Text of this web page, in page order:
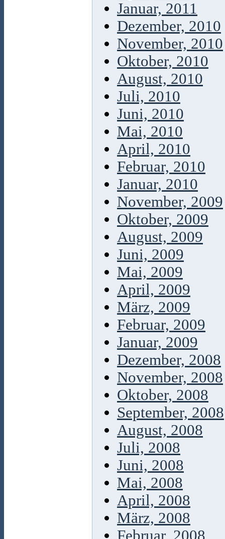
Januar, 2011
Dezember, 2010
November, 2010
Oktober, 2010
August, 2010
Juli, 2010
Juni, 2010
Mai, 2010
April, 2010
Februar, 2010
Januar, 2010
November, 2009
Oktober, 2009
August, 2009
Juni, 2009
Mai, 2009
April, 2009
März, 2009
Februar, 2009
Januar, 2009
Dezember, 2008
November, 2008
Oktober, 2008
September, 2008
August, 2008
Juli, 2008
Juni, 2008
Mai, 2008
April, 2008
März, 2008
Februar, 2008